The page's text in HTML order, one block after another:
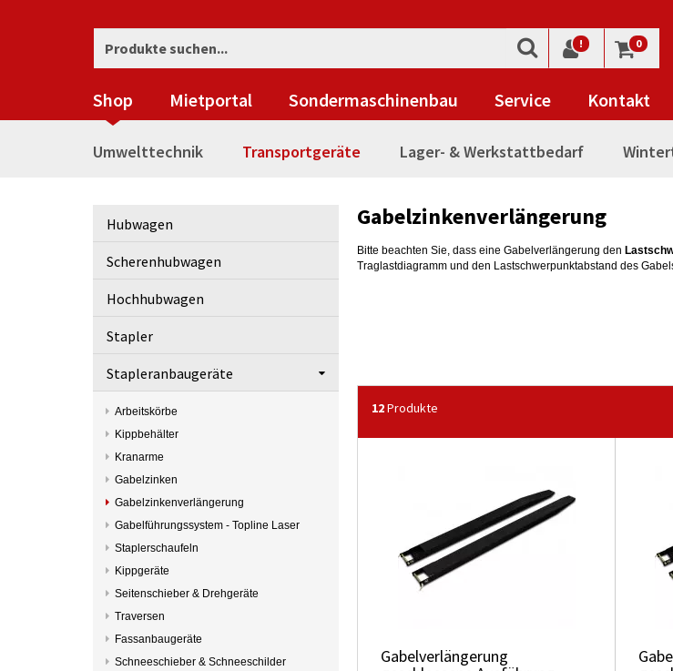
! 0
Shop Mietportal Sondermaschinenbau Service Kontakt
Umwelttechnik Transportgeräte Lager- & Werkstattbedarf
Hubwagen
Scherenhubwagen
Hochhubwagen
Stapler
Stapleranbaugeräte
Arbeitskörbe
Kippbehälter
Kranarme
Gabelzinken
Gabelzinkenverlängerung
Gabelführungssystem - Topline Laser
Staplerschaufeln
Kippgeräte
Seitenschieber & Drehgeräte
Traversen
Fassanbaugeräte
Schneeschieber & Schneeschilder
Gabelzinkenverlängerung
Bitte beachten Sie, dass eine Gabelverlängerung den
Traglastdiagramm und den Lastschwerpunktabstand des
12Produkte
Gabelverlängerung